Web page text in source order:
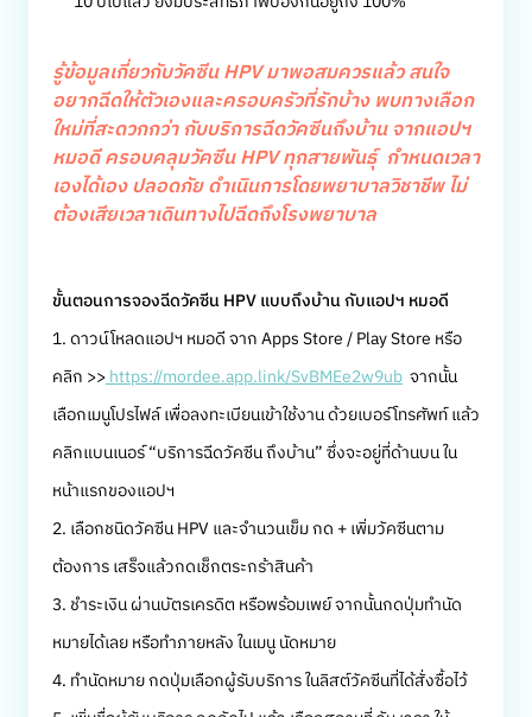
รู้ข้อมูลเกี่ยวกับวัคซีน HPV มาพอสมควรแล้ว สนใจ
อยากฉีดให้ตัวเองและครอบครัวที่รักบ้าง พบทางเลือก
ใหม่ที่สะดวกกว่า กับบริการฉีดวัคซีนถึงบ้าน จากแอปฯ
หมอดี ครอบคลุมวัคซีน HPV ทุกสายพันธุ์ กำหนดเวลา
เองได้เอง ปลอดภัย ดำเนินการโดยพยาบาลวิชาชีพ ไม่
ต้องเสียเวลาเดินทางไปฉีดถึงโรงพยาบาล
ขั้นตอนการจองฉีดวัคซีน HPV แบบถึงบ้าน กับแอปฯ หมอดี
1. ดาวน์โหลดแอปฯ หมอดี จาก Apps Store / Play Store หรือ
คลิก >>https://mordee.app.link/SvBMEe2w9ub จากนั้น
เลือกเมนูโปรไฟล์ เพื่อลงทะเบียนเข้าใช้งาน ด้วยเบอร์โทรศัพท์ แล้ว
คลิกแบนเนอร์ “บริการฉีดวัคซีน ถึงบ้าน” ซึ่งจะอยู่ที่ด้านบน ใน
หน้าแรกของแอปฯ
2. เลือกชนิดวัคซีน HPV และจำนวนเข็ม กด + เพิ่มวัคซีนตาม
ต้องการ เสร็จแล้วกดเช็กตระกร้าสินค้า
3. ชำระเงิน ผ่านบัตรเครดิต หรือพร้อมเพย์ จากนั้นกดปุ่มทำนัด
หมายได้เลย หรือทำภายหลัง ในเมนู นัดหมาย
4. ทำนัดหมาย กดปุ่มเลือกผู้รับบริการ ในลิสต์วัคซีนที่ได้สั่งซื้อไว้